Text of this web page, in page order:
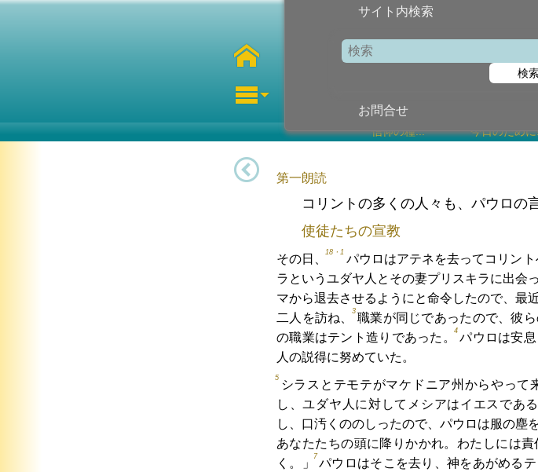
サイト内検索
検
お問合せ
信仰の糧... 今日のため
第一朗読
コリントの多くの人々も、パウロの
使徒たちの宣教
その日、
18・1
パウロはアテネを去ってコリン
ラというユダヤ人とその妻プリスキラに出会
マから退去させるようにと命令したので、最
二人を訪ね、
3
職業が同じであったので、彼
の職業はテント造りであった。
4
パウロは安
人の説得に努めていた。
5
シラスとテモテがマケドニア州からやっ
し、ユダヤ人に対してメシアはイエスであ
し、口汚くののしったので、パウロは服の塵
あなたたちの頭に降りかかれ。わたしには
く。」
7
パウロはそこを去り、神をあがめる